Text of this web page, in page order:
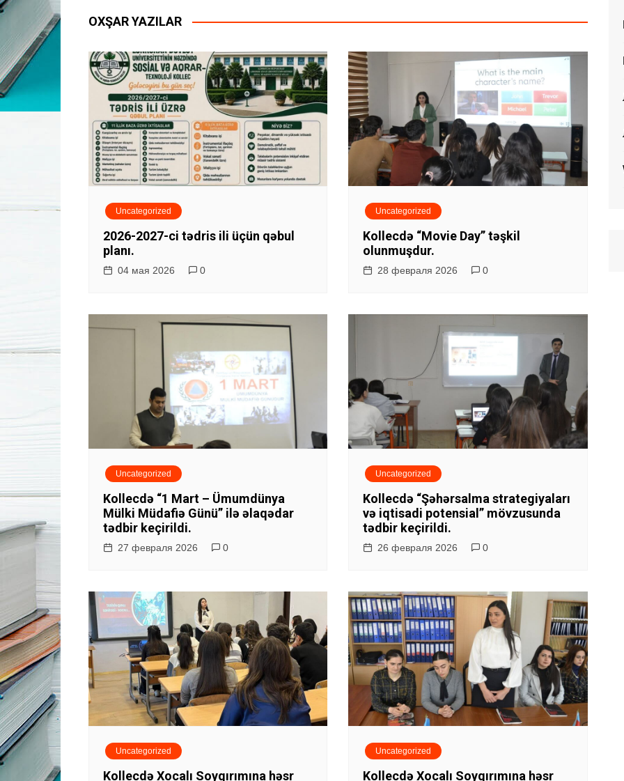
в
и
г
ц
и
я
а
м
OXŞAR YAZILAR
Uncategorized
2026-2027-ci tədris ili üçün qəbul
planı.
04 мая 2026 0
Uncategorized
Kollecdə “Movie Day” təşkil
olunmuşdur.
28 февраля 2026 0
Uncategorized
Kollecdə “1 Mart – Ümumdünya
Mülki Müdafiə Günü” ilə əlaqədar
tədbir keçirildi.
27 февраля 2026 0
Uncategorized
Kollecdə “Şəhərsalma strategiyaları
və iqtisadi potensial” mövzusunda
tədbir keçirildi.
26 февраля 2026 0
Uncategorized
Kollecdə Xocalı Soyqırımına həsr
Uncategorized
Kollecdə Xocalı Soyqırımına həsr